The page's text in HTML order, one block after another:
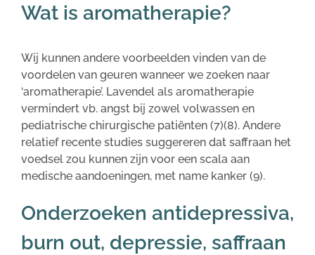
Wat is aromatherapie?
Wij kunnen andere voorbeelden vinden van de
voordelen van geuren wanneer we zoeken naar
‘aromatherapie’. Lavendel als aromatherapie
vermindert vb. angst bij zowel volwassen en
pediatrische chirurgische patiënten (7)(8). Andere
relatief recente studies suggereren dat saffraan het
voedsel zou kunnen zijn voor een scala aan
medische aandoeningen, met name kanker (9).
Onderzoeken antidepressiva,
burn out, depressie, saffraan